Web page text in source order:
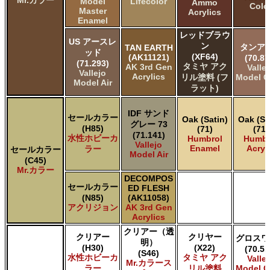
Master
Enamel
Ammo
Acrylics
US アースレ
ッド
(71.293)
Vallejo
Model Air
TAN EARTH
(AK11121)
AK 3rd Gen
Acrylics
レッドブラウ
ン
(XF64)
タミヤ アク
リル塗料 (フ
ラット)
タンア
Model
セールカラー
(C45)
Mr.カラー
セールカラー
(H85)
水性ホビーカ
ラー
IDF サンド
グレー 73
(71.141)
Vallejo
Model Air
Oak (Satin)
(71)
Humbrol
Enamel
Oak
(71)
セールカラー
(N85)
アクリジョン
DECOMPOS
ED FLESH
(AK11058)
AK 3rd Gen
Acrylics
クリアー
(H30)
水性ホビーカ
クリアー（透
明）
(S46)
Mr.カラース
クリヤー
(X22)
タミヤ アク
グロス